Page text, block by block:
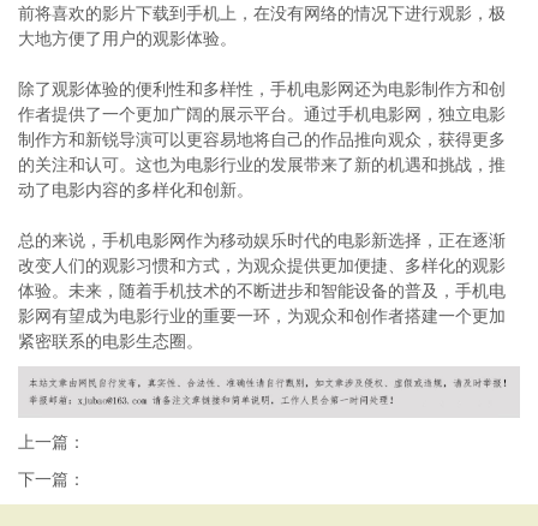
前将喜欢的影片下载到手机上，在没有网络的情况下进行观影，极
大地方便了用户的观影体验。
除了观影体验的便利性和多样性，手机电影网还为电影制作方和创
作者提供了一个更加广阔的展示平台。通过手机电影网，独立电影
制作方和新锐导演可以更容易地将自己的作品推向观众，获得更多
的关注和认可。这也为电影行业的发展带来了新的机遇和挑战，推
动了电影内容的多样化和创新。
总的来说，手机电影网作为移动娱乐时代的电影新选择，正在逐渐
改变人们的观影习惯和方式，为观众提供更加便捷、多样化的观影
体验。未来，随着手机技术的不断进步和智能设备的普及，手机电
影网有望成为电影行业的重要一环，为观众和创作者搭建一个更加
紧密联系的电影生态圈。
上一篇：
下一篇：